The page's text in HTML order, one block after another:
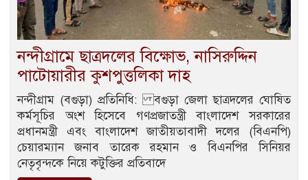
নন্দীগ্রামে ছাত্রদলের বিক্ষোভ, নাসিরুদ্দিন
পাটোয়ারীর কুশপুত্তলিকা দাহ
নন্দীগ্রাম (বগুড়া) প্রতিনিধি: বগুড়া জেলা ছাত্রদলের ঘোষিত
কর্মসূচির অংশ হিসেবে গণপ্রজাতন্ত্রী বাংলাদেশ সরকারের
প্রধানমন্ত্রী এবং বাংলাদেশ জাতীয়তাবাদী দলের (বিএনপি)
চেয়ারম্যান জনাব তারেক রহমান ও বিএনপির সিনিয়র
নেতৃবৃন্দকে নিয়ে কটুক্তির প্রতিবাদে